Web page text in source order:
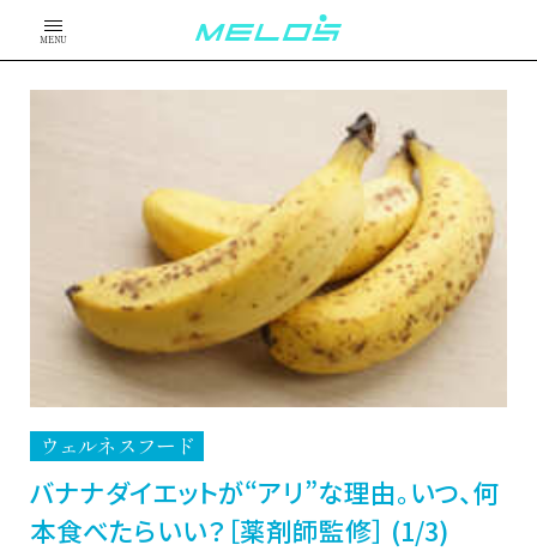
MENU
ウェルネスフード
バナナダイエットが“アリ”な理由。いつ、何
本食べたらいい？［薬剤師監修］ (1/3)